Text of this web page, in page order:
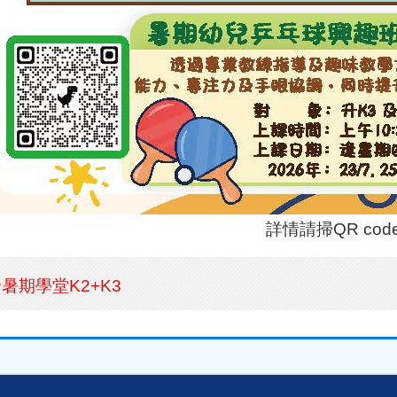
詳情請掃QR
期學堂K2+K3